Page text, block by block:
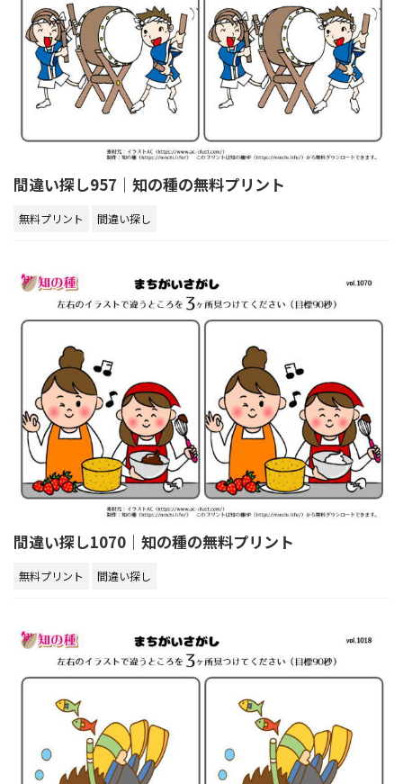
間違い探し957｜知の種の無料プリント
無料プリント 間違い探し
間違い探し1070｜知の種の無料プリント
無料プリント 間違い探し